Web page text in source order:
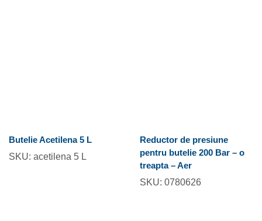
Butelie Acetilena 5 L
SKU: acetilena 5 L
Reductor de presiune
pentru butelie 200 Bar – o
treapta – Aer
SKU: 0780626